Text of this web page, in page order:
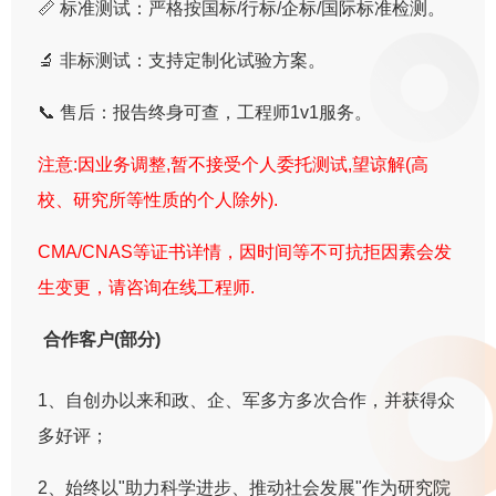
📏 标准测试：严格按国标/行标/企标/国际标准检测。
🔬 非标测试：支持定制化试验方案。
📞 售后：报告终身可查，工程师1v1服务。
注意:因业务调整,暂不接受个人委托测试,望谅解(高
校、研究所等性质的个人除外).
CMA/CNAS等证书详情，因时间等不可抗拒因素会发
生变更，请咨询在线工程师.
合作客户(部分)
1、自创办以来和政、企、军多方多次合作，并获得众
多好评；
2、始终以"助力科学进步、推动社会发展"作为研究院